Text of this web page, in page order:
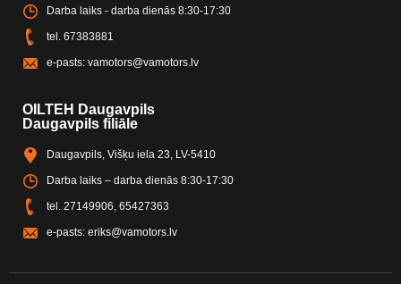
Darba laiks - darba dienās 8:30-17:30
tel. 67383881
e-pasts: vamotors@vamotors.lv
OILTEH Daugavpils
Daugavpils filiāle
Daugavpils, Višķu iela 23, LV-5410
Darba laiks – darba dienās 8:30-17:30
tel. 27149906, 65427363
e-pasts: eriks@vamotors.lv